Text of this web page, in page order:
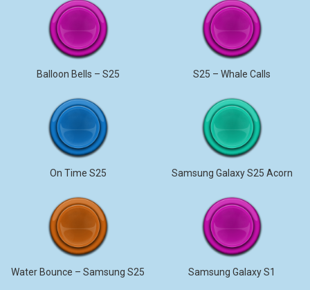
Balloon Bells – S25 S25 – Whale Calls
On Time S25 Samsung Galaxy S25 Acorn
Water Bounce – Samsung S25 Samsung Galaxy S1